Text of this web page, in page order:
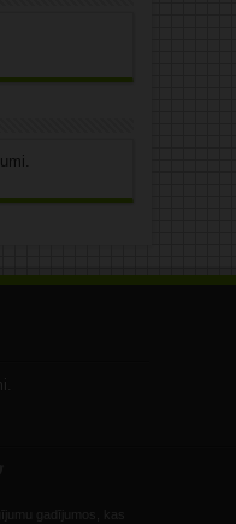
gadījumos, kas